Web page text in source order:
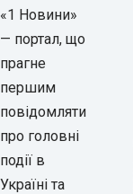
«1 Новини»
— портал, що
прагне
першим
повідомляти
про головні
події в
Україні та